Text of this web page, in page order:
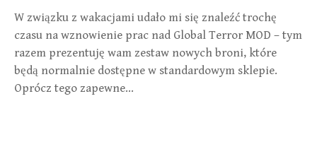
W związku z wakacjami udało mi się znaleźć trochę
czasu na wznowienie prac nad Global Terror MOD – tym
razem prezentuję wam zestaw nowych broni, które
będą normalnie dostępne w standardowym sklepie.
Oprócz tego zapewne…